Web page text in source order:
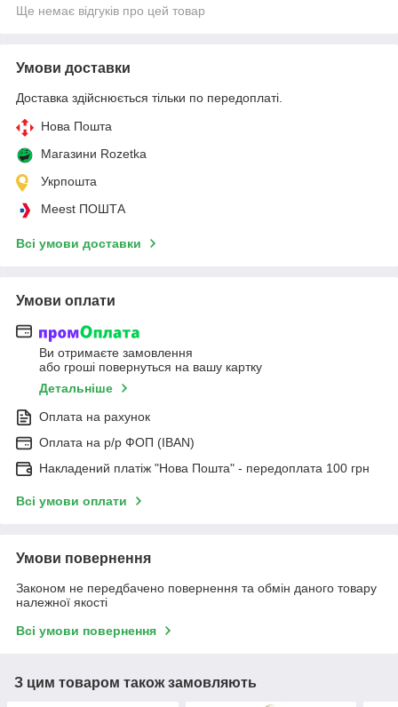
Ще немає відгуків про цей товар
Умови доставки
Доставка здійснюється тільки по передоплаті.
Нова Пошта
Магазини Rozetka
Укрпошта
Meest ПОШТА
Всі умови доставки
Умови оплати
Ви отримаєте замовлення
або гроші повернуться на вашу картку
Детальніше
Оплата на рахунок
Оплата на р/р ФОП (IBAN)
Накладений платіж "Нова Пошта" - передоплата 100 грн
Всі умови оплати
Умови повернення
Законом не передбачено повернення та обмін даного товару
належної якості
Всі умови повернення
З цим товаром також замовляють